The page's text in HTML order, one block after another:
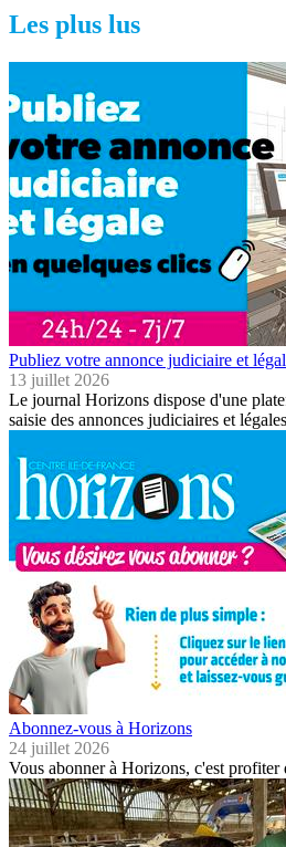
Les plus lus
Publiez votre annonce judiciaire et
13 juillet 2026
Le journal Horizons dispose d'une
saisie des annonces judiciaires et
Abonnez-vous à Horizons
24 juillet 2026
Vous abonner à Horizons, c'est profiter